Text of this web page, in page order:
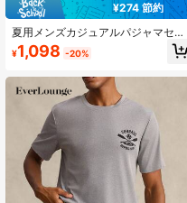
¥274 節約
夏用メンズカジュアルパジャマセッ
ト、薄手ラウンドネックプルオーバ
ーシャツ(カートゥーンメガネ&黄色
いルームウェア
¥1,098 -20%